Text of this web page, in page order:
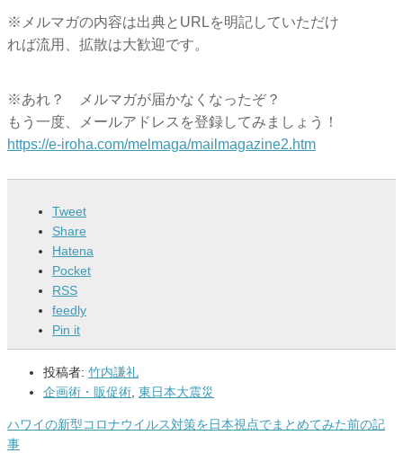
※メルマガの内容は出典とURLを明記していただけ
れば流用、拡散は大歓迎です。
※あれ？ メルマガが届かなくなったぞ？
もう一度、メールアドレスを登録してみましょう！
https://e-iroha.com/melmaga/mailmagazine2.htm
Tweet
Share
Hatena
Pocket
RSS
feedly
Pin it
投稿者: 竹内謙礼
企画術・販促術 東日本大震災
ハワイの新型コロナウイルス対策を日本視点でまとめてみた前の記
事